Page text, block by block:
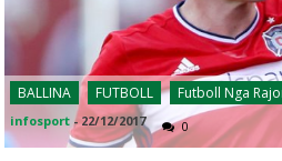
BALLINA FUTBOLL Futboll Nga
infosport -22/12/2017 0